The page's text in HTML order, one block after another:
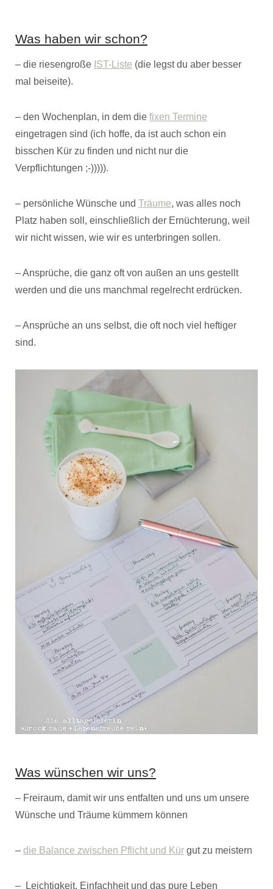
Was haben wir schon?
– die riesengroße IST-Liste (die legst du aber besser
mal beiseite).
– den Wochenplan, in dem die fixen Termine
eingetragen sind (ich hoffe, da ist auch schon ein
bisschen Kür zu finden und nicht nur die
Verpflichtungen ;-))))).
– persönliche Wünsche und Träume, was alles noch
Platz haben soll, einschließlich der Ernüchterung, weil
wir nicht wissen, wie wir es unterbringen sollen.
– Ansprüche, die ganz oft von außen an uns gestellt
werden und die uns manchmal regelrecht erdrücken.
– Ansprüche an uns selbst, die oft noch viel heftiger
sind.
Was wünschen wir uns?
– Freiraum, damit wir uns entfalten und uns um unsere
Wünsche und Träume kümmern können
– die Balance zwischen Pflicht und Kür gut zu meistern
– Leichtigkeit, Einfachheit und das pure Leben